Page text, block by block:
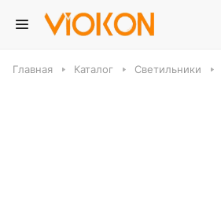
Главная Каталог Светильники